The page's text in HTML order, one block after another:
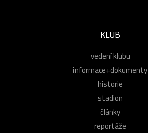
KLUB
vedení klubu
informace+dokumenty
historie
stadion
články
reportáže